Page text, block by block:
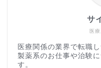
医
サ
医療関係の業界で転職
製薬系のお仕事や治験
す。